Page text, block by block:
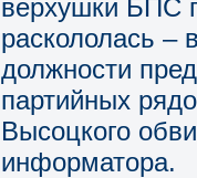
верхушки БПС
раскололась –
должности
партийных
Высоцкого
информатора.